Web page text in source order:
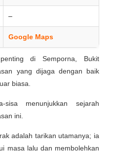
–
Google Maps
di Semporna, Bukit
yang dijaga dengan baik
biasa.
menunjukkan sejarah
ini.
adalah tarikan utamanya; ia
masa lalu dan membolehkan